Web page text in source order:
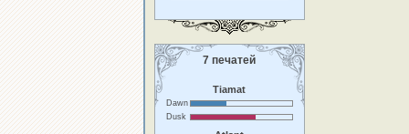
7 печатей
Tiamat
Dawn
Dusk